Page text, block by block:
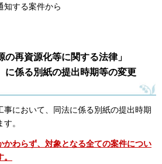
知する案件から
の再資源化等に関する法律」
に係る別紙の提出時期等の変更
事において、同法に係る別紙の提出時期
。
かわらず、対象となる全ての案件につい